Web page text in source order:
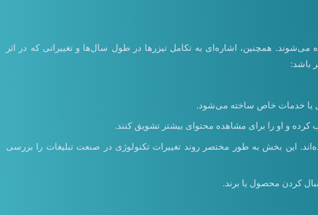
می‌شوند. همچنین، اشاره‌ای به تکامل تیزرها در طول سال‌ها و تغییراتی که در اثر
باشد:
یا خدمات خاص ساخته می‌شود.
و او را برای مشاهده محتوای بیشتر تشویق کنند.
این بخش به طور مختصر روند تغییرات تکنولوژی در صنعت تبلیغات را بررسی
کردن محصول یا برند.